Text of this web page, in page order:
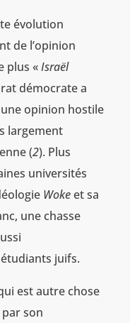
évolution
de l’opinion
plus «Israël
démocrate a
opinion hostile
largement
(2). Plus
universités
Woke et sa
une chasse
juifs.
est autre chose
son